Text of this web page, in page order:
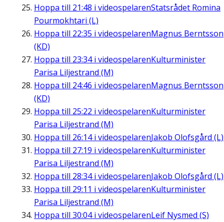
Hoppa till 21:48 i videospelarenStatsrådet Romina
Pourmokhtari (L)
Hoppa till 22:35 i videospelarenMagnus Berntsson
(KD)
Hoppa till 23:34i videospelarenKulturminister
Parisa Liljestrand (M)
Hoppa till 24:46 i videospelarenMagnus Berntsson
(KD)
Hoppa till 25:22 i videospelarenKulturminister
Parisa Liljestrand (M)
Hoppa till 26:14i videospelarenJakob Olofsgård (L)
Hoppa till 27:19 i videospelarenKulturminister
Parisa Liljestrand (M)
Hoppa till 28:34i videospelarenJakob Olofsgård (L)
Hoppa till 29:11 i videospelarenKulturminister
Parisa Liljestrand (M)
Hoppa till 30:04i videospelarenLeif Nysmed (S)